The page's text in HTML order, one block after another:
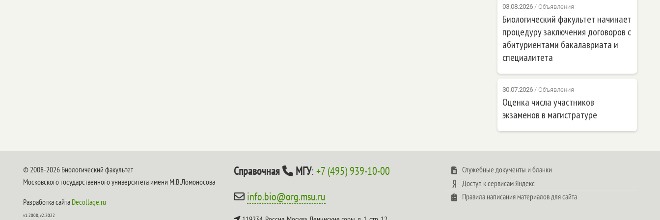
03.08.2026/ Объявления
Биологический факультет начинает
процедуру заключения договоров с
абитуриентами бакалавриата и
специалитета
30.07.2026/ Объявления
Оценка числа участников
экзаменов в магистратуре
© 2008-2026 Биологический факультет
Московского государственного университета имени М.В.Ломоносова
Разработка сайта Decollage.ru
v1.2008, v2.2022
Справочная МГУ:+7 (495) 939-10-00
info.bio@org.msu.ru
Служебные документы и бланки
Доступ к сервисам Яндекс
Правила написания материалов для сайта